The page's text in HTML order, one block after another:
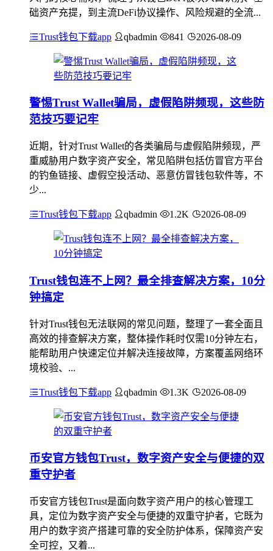
础资产充提，到主流DeFi协议操作、风险规避的全流...
Trust钱包下载app qbadmin 841 2026-08-09
警惕Trust Wallet骗局，虚假陷阱频现，这些防
范技巧要记牢
近期，针对Trust Wallet的各类骗局与虚假陷阱频现，严
重威胁用户数字资产安全，常见陷阱包括仿冒官方平台
的钓鱼链接、虚假空投活动、恶意仿冒钱包软件等，不
少...
Trust钱包下载app qbadmin 1.2K 2026-08-09
Trust钱包连不上网？最全排查解决方案，10分
钟搞定
针对Trust钱包无法联网的常见问题，整理了一套全面且
高效的排查解决方案，整体操作耗时仅需10分钟左右，
能帮助用户快速定位并解决连接故障，方案覆盖网络环
境校验、...
Trust钱包下载app qbadmin 1.3K 2026-08-09
币安官方钱包Trust，数字资产安全与便捷的双
重守护者
币安官方钱包Trust是面向数字资产用户的核心管理工
具，定位为数字资产安全与便捷的双重守护者，它既为
用户的数字资产搭建可靠的安全防护体系，保障资产安
全可控，又着...